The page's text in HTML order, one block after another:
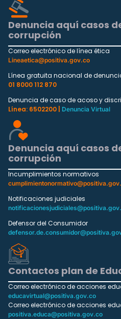
Denuncia aquí casos
corrupción
Correo electrónico de línea ética
Lineaetica@positiva.gov.co
Línea gratuita nacional de
01 8000 112 870
Denuncia de caso de acoso y
Línea: 6502200 |
Denuncia Virtual
Denuncia aquí casos
corrupción
Incumplimientos normativos
Notificaciones judiciales
Defensor del Consumidor
Contactos plan de
Correo electrónico de acciones
educavirtual@positiva.gov.co
Correo electrónico de acciones
positiva.educa@positiva.gov.co